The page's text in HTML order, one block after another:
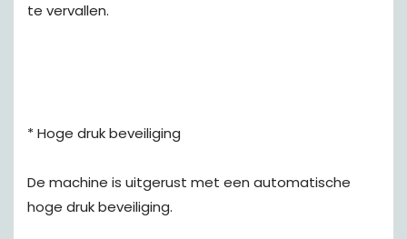
te vervallen.
* Hoge druk beveiliging
De machine is uitgerust met een automatische
hoge druk beveiliging.